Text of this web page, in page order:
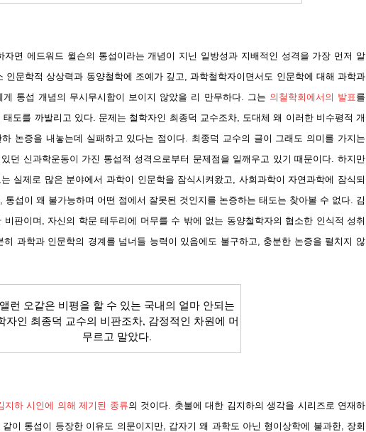
자면 에드워드 윌슨의 통섭이라는 개념이 지닌 일방성과 지배적인 성격을 가장 먼저 알
인문학적 상상력과 동양철학에 조예가 깊고, 과학철학자이면서도 인문학에 대해 과학과
통섭 개념의 무시무시함이 보이지 않았을 리 만무하다. 그는 의철학회에서의 발표를
도를 까발리고 있다. 문제는 철학자인 최종덕 교수조차, 도대체 왜 이러한 비수평적 개
논증을 내놓는데 실패하고 있다는 점이다. 최종덕 교수의 글이 그래도 의미를 가지는
던 신과학운동이 가진 통섭적 성격으로부터 문제점을 일깨우고 있기 때문이다. 하지만
실제로 많은 분야에서 과학이 인문학을 잠식시켜왔고, 사회과학이 자연과학에 잠식되
통섭이 왜 불가능하며 어떤 점에서 잘못된 것인지를 논증하는 태도는 찾아볼 수 없다. 김
판이며, 자신의 학문 테두리에 머무를 수 밖에 없는 동양철학자의 협소한 인식적 성취
히 과학과 인문학의 경계를 넘너들 능력이 있음에도 불구하고, 충분한 논증을 펼치지 않
앨런 오같은 비평을 할 수 있는 국내의 얼마 안되는
자인 최종덕 교수의 비판조차, 감정적인 차원에 머
무르고 말았다.
지하 시인에 의해 제기된 종류의 것이다. 촛불에 대한 김지하의 생각을 시리즈로 연재하
이 통섭이 등장한 이유도 의문이지만, 갑자기 왜 과학도 아닌 형이상학에 불과한, 장회